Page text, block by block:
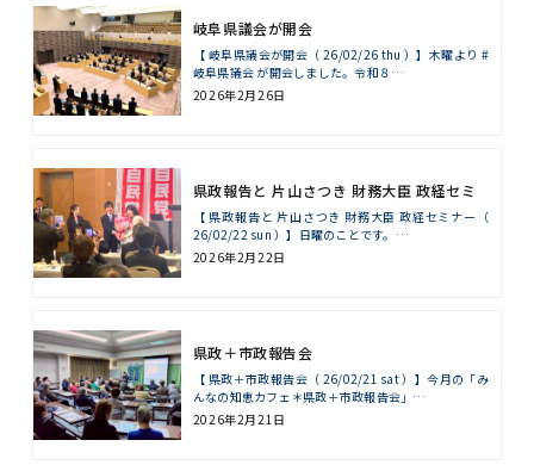
岐阜県議会が開会
【 岐阜県議会が開会（ 26/02/26 thu ）】木曜より #
岐阜県議会 が開会しました。令和８…
2026年2月26日
県政報告と 片山さつき 財務大臣 政経セミ
ナー
【 県政報告と 片山さつき 財務大臣 政経セミナー（
26/02/22 sun ）】日曜のことです。…
2026年2月22日
県政＋市政報告会
【 県政＋市政報告会（ 26/02/21 sat ）】今月の「み
んなの知恵カフェ＊県政＋市政報告会」…
2026年2月21日